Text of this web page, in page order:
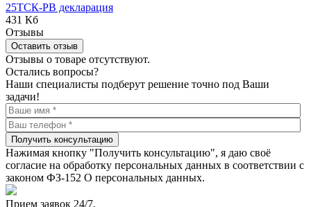
25ТСК-РВ декларация
431 Кб
Отзывы
Оставить отзыв
Отзывы о товаре отсутствуют.
Остались вопросы?
Наши специалисты подберут решение точно под Ваши
задачи!
Получить консультацию
Нажимая кнопку "Получить консультацию", я даю своё
согласие на обработку персональных данных в соответствии с
законом ФЗ-152 О персональных данных.
Прием заявок 24/7.